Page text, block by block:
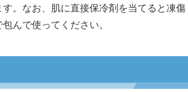
。なお、肌に直接保冷剤を当てると凍傷
んで使ってください。